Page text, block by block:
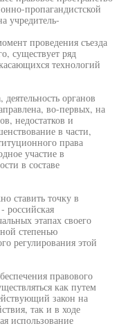
пропагандистской
учредитель-
проведения съезда
существует ряд
технологий
органов
во-первых, на
недостатков и
в части,
права
участие в
в составе
ставить точку в
российская
этапах своего
степенью
регулирования этой
правового
как путем
закон на
так и в ходе
использование